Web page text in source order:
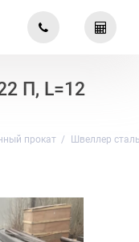
П, L=12
прокат Швеллер